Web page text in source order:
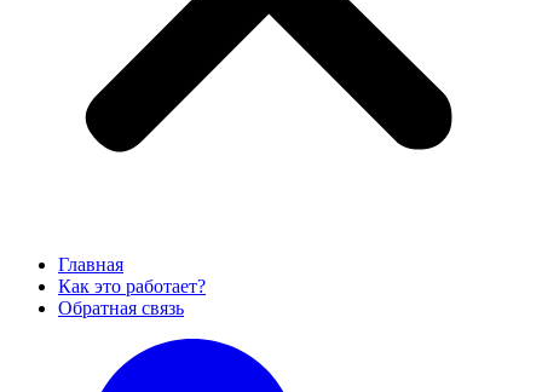
Главная
Как это работает?
Обратная связь